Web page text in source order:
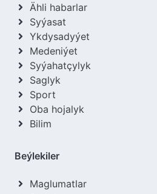
Ähli habarlar
Syýasat
Ykdysadyýet
Medeniýet
Syýahatçylyk
Saglyk
Sport
Oba hojalyk
Bilim
Beýlekiler
Maglumatlar